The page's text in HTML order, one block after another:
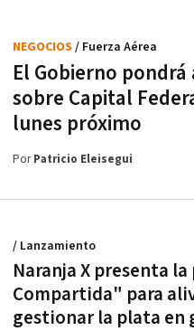
El Gobierno pondrá
sobre Capital
lunes próximo
NEGOCIOS / Fuerza Aérea
PorPatricio Eleisegui
Naranja X presenta
Compartida" para
gestionar la plata en
/ Lanzamiento